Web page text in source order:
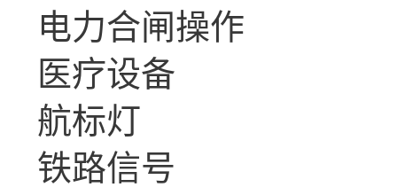
电力合闸操作
医疗设备
航标灯
铁路信号